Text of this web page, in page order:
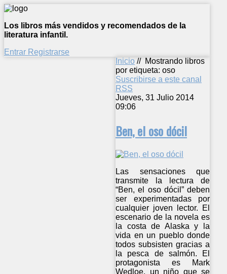
Los libros más vendidos y recomendados de la
literatura infantil.
Entrar Registrarse
Inicio // Mostrando libros
por etiqueta: oso
Suscribirse a este canal
RSS
Jueves, 31 Julio 2014
09:06
Ben, el oso dócil
Las sensaciones que
transmite la lectura de
“Ben, el oso dócil” deben
ser experimentadas por
cualquier joven lector. El
escenario de la novela es
la costa de Alaska y la
vida en un pueblo donde
todos subsisten gracias a
la pesca de salmón. El
protagonista es Mark
Wedloe, un niño que se